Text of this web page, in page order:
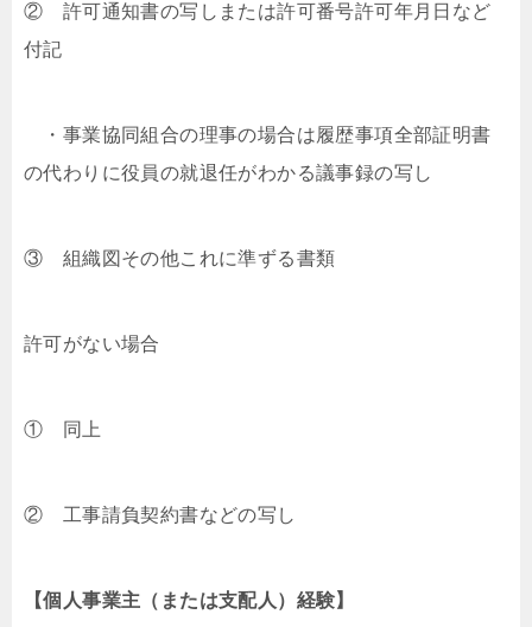
② 許可通知書の写しまたは許可番号許可年月日など
付記
・事業協同組合の理事の場合は履歴事項全部証明書
の代わりに役員の就退任がわかる議事録の写し
③ 組織図その他これに準ずる書類
許可がない場合
① 同上
② 工事請負契約書などの写し
【個人事業主（または支配人）経験】